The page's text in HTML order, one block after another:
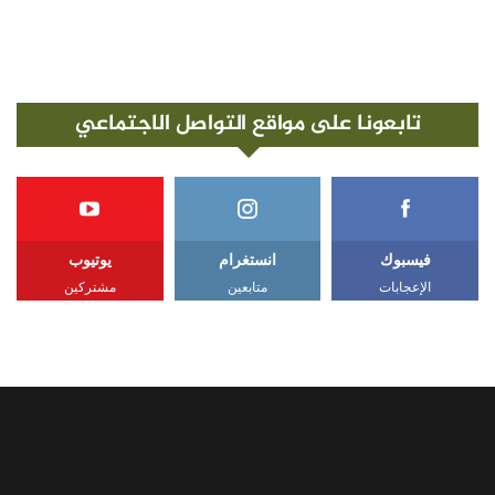
تابعونا على مواقع التواصل الاجتماعي
فيسبوك
الإعجابات
انستغرام
متابعين
يوتيوب
مشتركين